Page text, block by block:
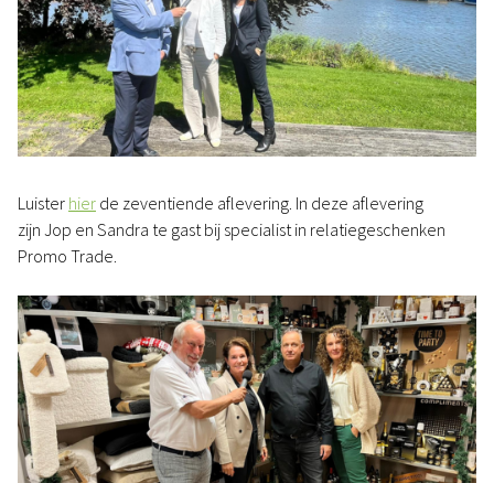
Luister hier de zeventiende aflevering. In deze aflevering
zijn Jop en Sandra te gast bij specialist in relatiegeschenken
Promo Trade.